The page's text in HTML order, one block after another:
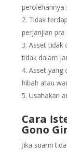
perolehannya
Tidak
perjanjian pra
Asset tidak
tidak dalam
Asset yang
hibah atau
Usahakan
Cara
Gono
Jika suami